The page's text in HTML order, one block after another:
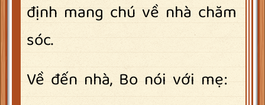
định mang chú về nhà chăm
sóc.
Về đến nhà, Bo nói với mẹ: